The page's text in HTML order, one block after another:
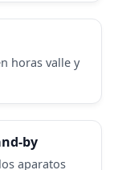
horas valle y
by
aparatos